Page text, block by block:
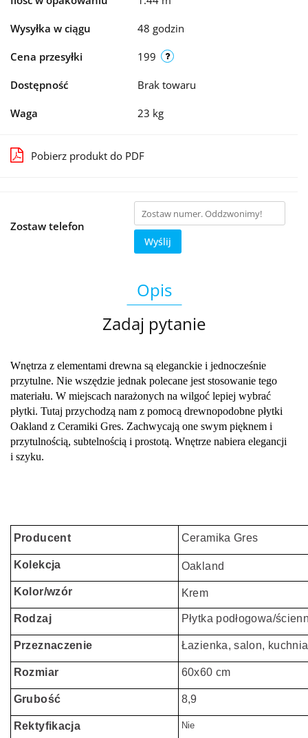
Wysyłka w ciągu 48 godzin
Cena przesyłki 199
Dostępność Brak towaru
Waga 23 kg
Pobierz produkt do PDF
Zostaw telefon
Wyślij
Opis
Zadaj pytanie
Wnętrza z elementami drewna są eleganckie i jednocześnie
przytulne. Nie wszędzie jednak polecane jest stosowanie tego
materiału. W miejscach narażonych na wilgoć lepiej wybrać
płytki. Tutaj przychodzą nam z pomocą drewnopodobne płytki
Oakland z Ceramiki Gres. Zachwycają one swym pięknem i
przytulnością, subtelnością i prostotą. Wnętrze nabiera elegancji
i szyku.
Producent Ceramika Gres
Kolekcja Oakland
Kolor/wzór Krem
Rodzaj Płytka podłogowa/
Przeznaczenie Łazienka, salon,
Rozmiar 60x60 cm
Grubość 8,9
Rektyfikacja Nie